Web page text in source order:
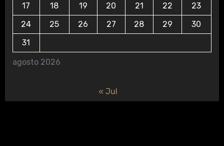
agosto 2026
17
18 19 20 21 22
23
24
25 26 27 28 29
30
31
« Jul